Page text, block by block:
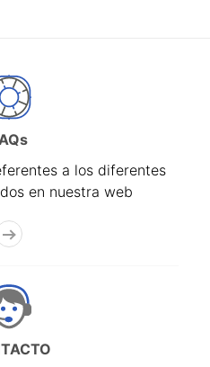
a los diferentes
en nuestra web